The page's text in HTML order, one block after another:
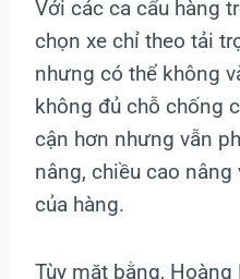
Với các ca cẩu hàng
chọn xe chỉ theo tải
nhưng có thể không
không đủ chỗ chống
cận hơn nhưng vẫn
nâng, chiều cao
của hàng.
Tùy mặt bằng,